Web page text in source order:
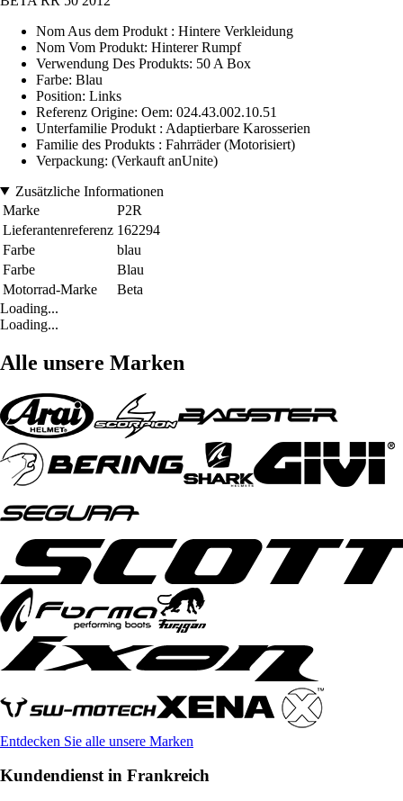
Nom Aus dem Produkt : Hintere Verkleidung
Nom Vom Produkt: Hinterer Rumpf
Verwendung Des Produkts: 50 A Box
Farbe: Blau
Position: Links
Referenz Origine: Oem: 024.43.002.10.51
Unterfamilie Produkt : Adaptierbare Karosserien
Familie des Produkts : Fahrräder (Motorisiert)
Verpackung: (Verkauft anUnite)
Zusätzliche Informationen
Marke
P2R
Lieferantenreferenz 162294
Farbe
blau
Farbe
Blau
Motorrad-Marke
Beta
Loading...
Loading...
Alle unsere Marken
Entdecken Sie alle unsere Marken
Kundendienst in Frankreich